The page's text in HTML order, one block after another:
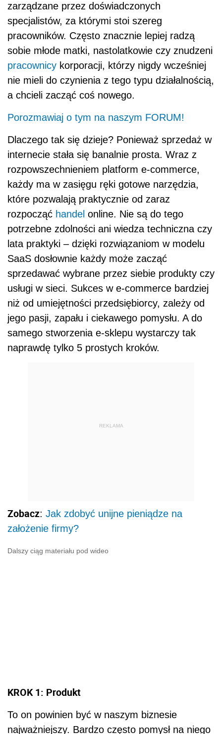
zarządzane przez doświadczonych
specjalistów, za którymi stoi szereg
pracowników. Często znacznie lepiej radzą
sobie młode matki, nastolatkowie czy znudzeni
pracownicy korporacji, którzy nigdy wcześniej
nie mieli do czynienia z tego typu działalnością,
a chcieli zacząć coś nowego.
Porozmawiaj o tym na naszym FORUM!
Dlaczego tak się dzieje? Ponieważ sprzedaż w
internecie stała się banalnie prosta. Wraz z
rozpowszechnieniem platform e-commerce,
każdy ma w zasięgu ręki gotowe narzędzia,
które pozwalają praktycznie od zaraz
rozpocząć handel online. Nie są do tego
potrzebne zdolności ani wiedza techniczna czy
lata praktyki – dzięki rozwiązaniom w modelu
SaaS dosłownie każdy może zacząć
sprzedawać wybrane przez siebie produkty czy
usługi w sieci. Sukces w e-commerce bardziej
niż od umiejętności przedsiębiorcy, zależy od
jego pasji, zapału i ciekawego pomysłu. A do
samego stworzenia e-sklepu wystarczy tak
naprawdę tylko 5 prostych kroków.
REKLAMA
Zobacz: Jak zdobyć unijne pieniądze na
założenie firmy?
Dalszy ciąg materiału pod wideo
KROK 1: Produkt
To on powinien być w naszym biznesie
najważniejszy. Bardzo często pomysł na niego